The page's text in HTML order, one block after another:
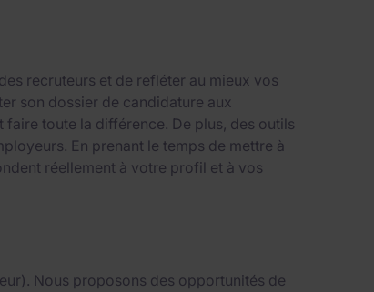
recruteurs et de refléter au mieux vos
son dossier de candidature aux
faire toute la différence. De plus, des outils
En prenant le temps de mettre à
réellement à votre profil et à vos
Nous proposons des opportunités de